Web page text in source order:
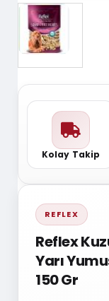
Kolay Takip
REFLEX
Reflex
Yarı
150 Gr